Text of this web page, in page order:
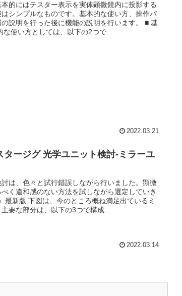
的にはテスター表示を実体顕微鏡内に投影する
シンプルなものです。基本的な使い方、操作パ
説明を行った後に機能の説明を行います。 ■ 基
使い方としては、以下の2つで...
2022.03.21
タージグ 光学ユニット検討-ミラーユ
は、色々と試行錯誤しながら行いました。顕微
く違和感のない方法を試しながら選定していき
最新版 下図は、今のところ概ね満足出ているミ
要な部分は、以下の3つで構成...
2022.03.14